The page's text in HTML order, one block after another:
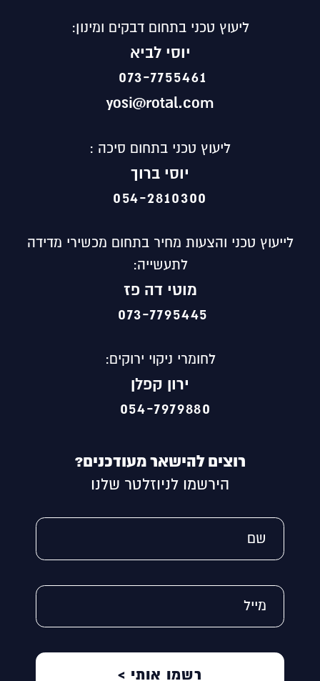
ליעוץ טכני בתחום דבקים ומינון:
יוסי לביא
073-7755461
yosi@rotal.com
ליעוץ טכני בתחום סיכה :
יוסי ברוך
054-2810300
לייעוץ טכני והצעות מחיר בתחום מכשירי מדידה
לתעשייה:
מוטי דה פז
073-7795445
לחומרי ניקוי ירוקים:
ירון קפלן
054-7979880
רוצים להישאר מעודכנים?
הירשמו לניוזלטר שלנו
שם
מייל
Alternative: